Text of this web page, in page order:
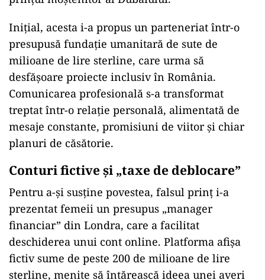
Inițial, acesta i-a propus un parteneriat într-o
presupusă fundație umanitară de sute de
milioane de lire sterline, care urma să
desfășoare proiecte inclusiv în România.
Comunicarea profesională s-a transformat
treptat într-o relație personală, alimentată de
mesaje constante, promisiuni de viitor și chiar
planuri de căsătorie.
Conturi fictive și „taxe de deblocare”
Pentru a-și susține povestea, falsul prinț i-a
prezentat femeii un presupus „manager
financiar” din Londra, care a facilitat
deschiderea unui cont online. Platforma afișa
fictiv sume de peste 200 de milioane de lire
sterline, menite să întărească ideea unei averi